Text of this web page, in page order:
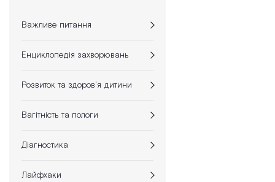
Важливе питання
Енциклопедія захворювань
Розвиток та здоров'я дитини
Вагітність та пологи
Діагностика
Лайфхаки